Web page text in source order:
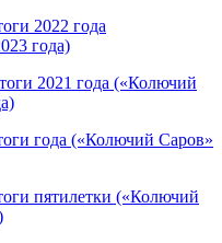
2022 года
года)
2021 года («Колючий
года («Колючий Саров»
пятилетки («Колючий